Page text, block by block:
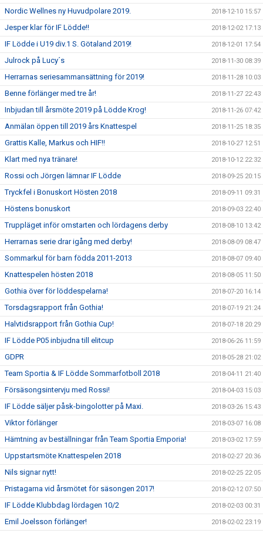
Nordic Wellnes ny Huvudpolare 2019. 2018-12-10 15:57
Jesper klar för IF Lödde!! 2018-12-02 17:13
IF Lödde i U19 div.1 S. Götaland 2019! 2018-12-01 17:54
Julrock på Lucy´s 2018-11-30 08:39
Herrarnas seriesammansättning för 2019! 2018-11-28 10:03
Benne förlänger med tre år! 2018-11-27 22:43
Inbjudan till årsmöte 2019 på Lödde Krog! 2018-11-26 07:42
Anmälan öppen till 2019 års Knattespel 2018-11-25 18:35
Grattis Kalle, Markus och HIF!! 2018-10-27 12:51
Klart med nya tränare! 2018-10-12 22:32
Rossi och Jörgen lämnar IF Lödde 2018-09-25 20:15
Tryckfel i Bonuskort Hösten 2018 2018-09-11 09:31
Höstens bonuskort 2018-09-03 22:40
Truppläget inför omstarten och lördagens derby 2018-08-10 13:42
Herrarnas serie drar igång med derby! 2018-08-09 08:47
Sommarkul för barn födda 2011-2013 2018-08-07 09:40
Knattespelen hösten 2018 2018-08-05 11:50
Gothia över för löddespelarna! 2018-07-20 16:14
Torsdagsrapport från Gothia! 2018-07-19 21:24
Halvtidsrapport från Gothia Cup! 2018-07-18 20:29
IF Lödde P05 inbjudna till elitcup 2018-06-26 11:59
GDPR 2018-05-28 21:02
Team Sportia & IF Lödde Sommarfotboll 2018 2018-04-11 21:40
Försäsongsintervju med Rossi! 2018-04-03 15:03
IF Lödde säljer påsk-bingolotter på Maxi. 2018-03-26 15:43
Viktor förlänger 2018-03-07 16:08
Hämtning av beställningar från Team Sportia Emporia! 2018-03-02 17:59
Uppstartsmöte Knattespelen 2018 2018-02-27 20:36
Nils signar nytt! 2018-02-25 22:05
Pristagarna vid årsmötet för säsongen 2017! 2018-02-12 07:50
IF Lödde Klubbdag lördagen 10/2 2018-02-03 00:31
Emil Joelsson förlänger! 2018-02-02 23:19